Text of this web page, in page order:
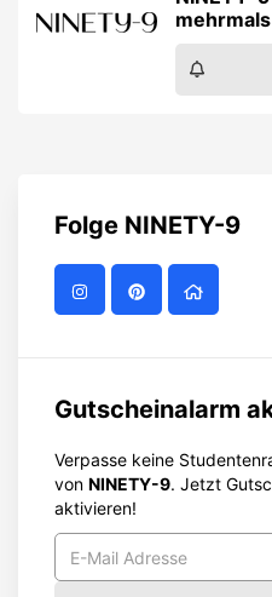
Folge NINETY-9
Gutscheinalarm
Verpasse keine
von NINETY-9. Jetzt
aktivieren!